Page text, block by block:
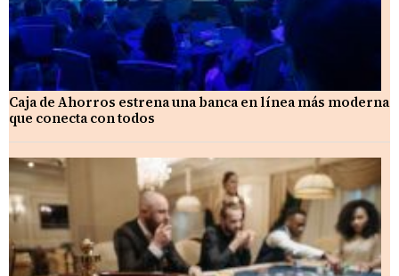
Caja de Ahorros estrena una banca en línea más moderna
que conecta con todos